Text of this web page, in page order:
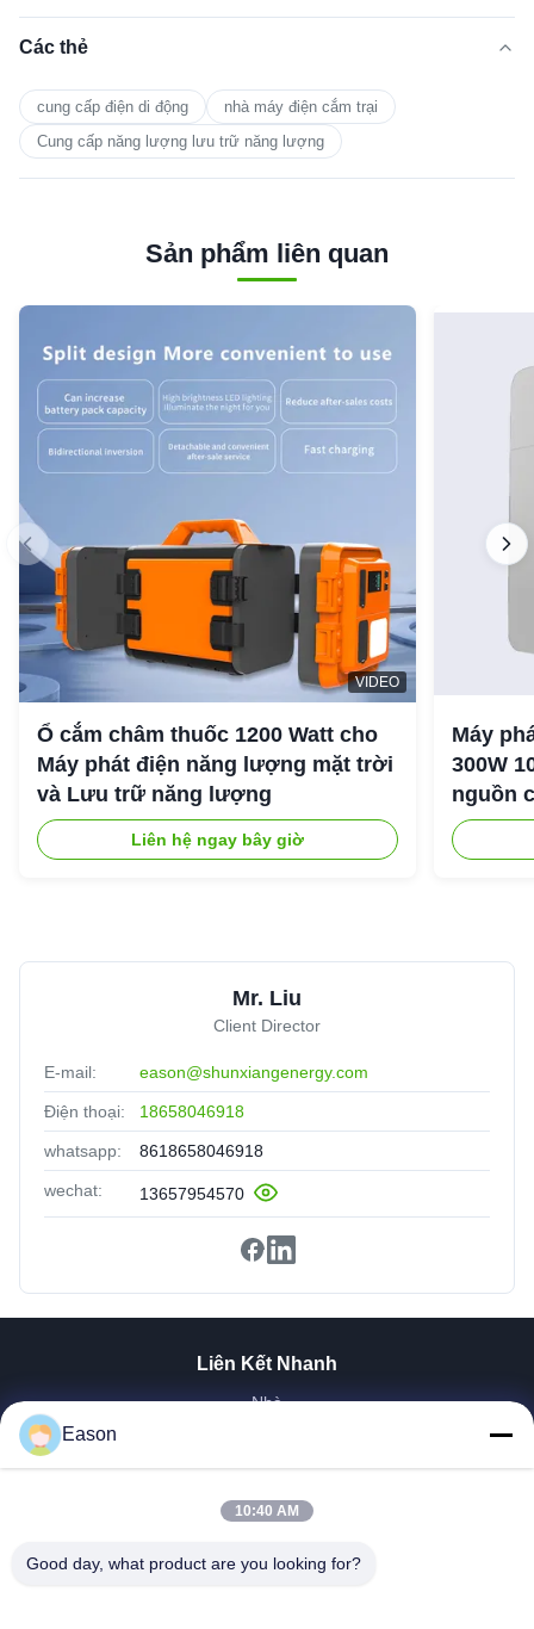
Các thẻ
cung cấp điện di động
nhà máy điện cắm trại
Cung cấp năng lượng lưu trữ năng lượng
Sản phẩm liên quan
VIDEO
Ổ cắm châm thuốc 1200 Watt cho
Máy phát điện năng lượng mặt trời
và Lưu trữ năng lượng
Liên hệ ngay bây giờ
Máy
300W
nguồn
ngoài
Mr. Liu
Client Director
E-mail: eason@shunxiangenergy.com
Điện thoại: 18658046918
whatsapp: 8618658046918
wechat: 13657954570
Liên Kết Nhanh
Nhà
Video
Tham Quan Nhà Máy
Kiểm Soát Chất Lượng
Eason
10:40 AM
Good day, what product are you looking for?